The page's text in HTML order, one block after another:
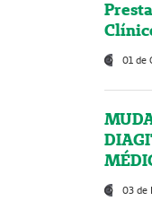
01 de
03 de